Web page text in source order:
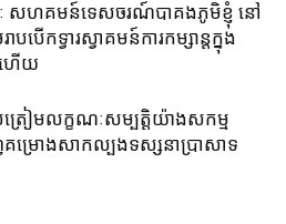
សហគមន៍​ទេសចរណ៍​បាគង​ភូមិ​ខ្ញុំ ​នៅ​
ប​បើក​ទ្វារ​ស្វាគមន៍​ការ​​កម្សាន្ត​ក្នុង​
ហើយ​
ត្រៀម​លក្ខណៈ​សម្បត្តិ​យ៉ាង​សកម្ម​
គម្រោង​សាកល្បង​ទស្សនា​ប្រាសាទ​